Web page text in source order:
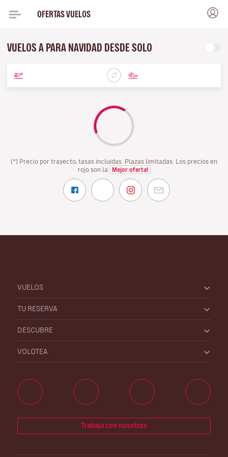
OFERTAS VUELOS
VUELOS A PARA NAVIDAD DESDE SOLO
(*) Precio por trayecto, tasas incluidas. Plazas limitadas. Los precios en
rojo son la
Mejor oferta!
VUELOS
TU RESERVA
DESCUBRE
VOLOTEA
Trabaja con nosotros